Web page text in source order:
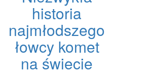
historia
najmłodszego
łowcy komet
na świecie